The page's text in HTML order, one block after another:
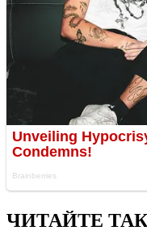
ЧИТАЙТЕ